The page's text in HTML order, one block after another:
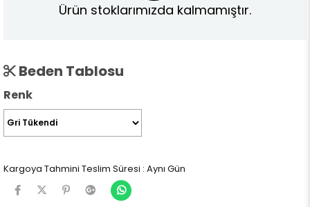
Ürün stoklarımızda kalmamıştır.
Beden Tablosu
Renk
Kargoya Tahmini Teslim Süresi : Aynı Gün